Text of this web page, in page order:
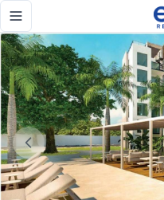
Toggle navigation menu
Venta de Apartamento de